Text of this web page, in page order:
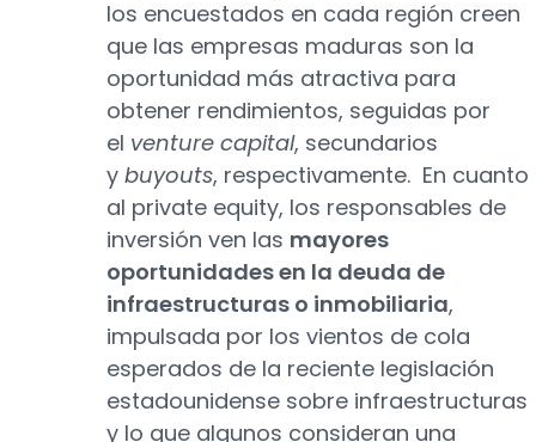
los encuestados en cada región creen
que las empresas maduras son la
oportunidad más atractiva para
obtener rendimientos, seguidas por
el venture capital, secundarios
y buyouts, respectivamente. En cuanto
al private equity, los responsables de
inversión ven las mayores
oportunidades en la deuda de
infraestructuras o inmobiliaria,
impulsada por los vientos de cola
esperados de la reciente legislación
estadounidense sobre infraestructuras
y lo que algunos consideran una